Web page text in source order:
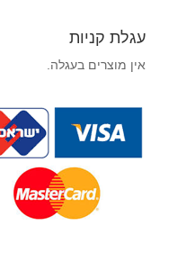
עגלת קניות
אין מוצרים בעגלה.